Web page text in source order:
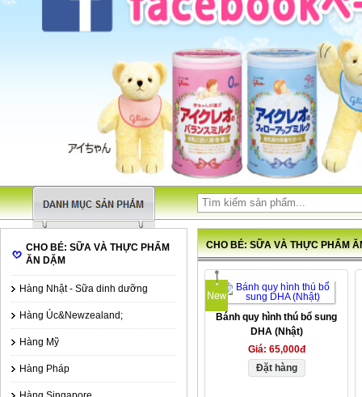
CHO BÉ: SỮA VÀ THỰC PHẨM
ĂN DẶM
Hàng Nhật - Sữa dinh dưỡng
Hàng Úc&Newzealand;
Hàng Mỹ
Hàng Pháp
CHO BÉ: SỮA VÀ THỰC PHẨM
Bánh quy hình thú bổ sung
DHA (Nhật)
Giá: 65,000đ
Đặt hàng